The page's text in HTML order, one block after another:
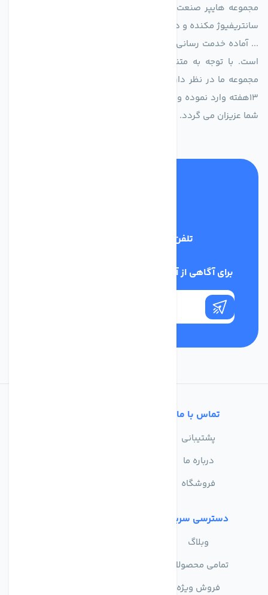
مجموعه هایپر صنعت ایران در امر تولید و واردات انواع فن های
سانتریفیوژ مکنده و دمنده آکسیال، سقفی، بین کانالی، مرغداری و
... آماده خدمت رسانی به شرکت های تولیدی، صنعتی و ساختمانی
است. با توجه به متنوع بودن فن های تولیدی کمپانی اروپایی
مجموعه ما در نظر دارد کالاهای تخصصی شما عزیزان رو در صرف
13هفته وارد نموده و این عمر باعث صرفه جویی در هزینه و زمان
شما عزیزان می گردد.
تلفن پشتیبانی
برای آگاهی از آخرین اخبار در خبرنامه ما عضو شوید
تماس با ما
پشتیبانی
درباره ما
فروشگاه
دسترسی سریع
وبلاگ
تمامی محصولات
فروش ویژه